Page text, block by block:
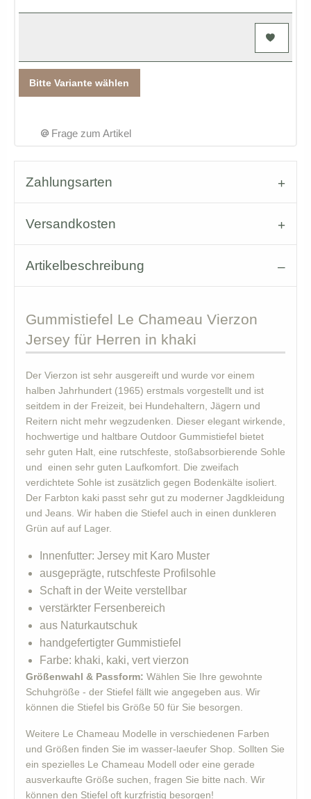
Bitte Variante wählen
Frage zum Artikel
Zahlungsarten
Versandkosten
Artikelbeschreibung
Gummistiefel Le Chameau Vierzon
Jersey für Herren in khaki
Der Vierzon ist sehr ausgereift und wurde vor einem
halben Jahrhundert (1965) erstmals vorgestellt und ist
seitdem in der Freizeit, bei Hundehaltern, Jägern und
Reitern nicht mehr wegzudenken. Dieser elegant wirkende,
hochwertige und haltbare Outdoor Gummistiefel bietet
sehr guten Halt, eine rutschfeste, stoßabsorbierende Sohle
und einen sehr guten Laufkomfort. Die zweifach
verdichtete Sohle ist zusätzlich gegen Bodenkälte isoliert.
Der Farbton kaki passt sehr gut zu moderner Jagdkleidung
und Jeans. Wir haben die Stiefel auch in einen dunkleren
Grün auf auf Lager.
Innenfutter: Jersey mit Karo Muster
ausgeprägte, rutschfeste Profilsohle
Schaft in der Weite verstellbar
verstärkter Fersenbereich
aus Naturkautschuk
handgefertigter Gummistiefel
Farbe: khaki, kaki, vert vierzon
Größenwahl & Passform: Wählen Sie Ihre gewohnte
Schuhgröße - der Stiefel fällt wie angegeben aus. Wir
können die Stiefel bis Größe 50 für Sie besorgen.
Weitere Le Chameau Modelle in verschiedenen Farben
und Größen finden Sie im wasser-laeufer Shop. Sollten Sie
ein spezielles Le Chameau Modell oder eine gerade
ausverkaufte Größe suchen, fragen Sie bitte nach. Wir
können den Stiefel oft kurzfristig besorgen!